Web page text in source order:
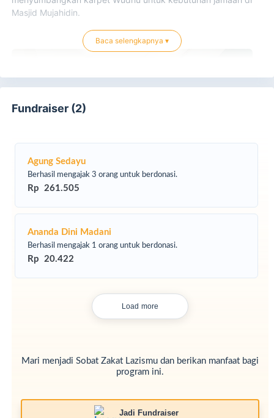
Masjid Mujahidin.
Saat ini, kondisi karpet wudhu di Masjid Mujahidin tersebut
sudah tipis, rusak, dan berlubang, sehingga tidak lagi
Badan Takmir Masjid Raya Mujahidin mengajak para
dermawan untuk membantu dalam pengadaan karpet
Baca selengkapnya ▾
Fundraiser (2)
Agung Sedayu
Berhasil mengajak 3 orang untuk berdonasi.
Rp 261.505
Ananda Dini Madani
Berhasil mengajak 1 orang untuk berdonasi.
Rp 20.422
Load more
Mari menjadi Sobat Zakat Lazismu dan berikan manfaat bagi
program ini.
Jadi Fundraiser